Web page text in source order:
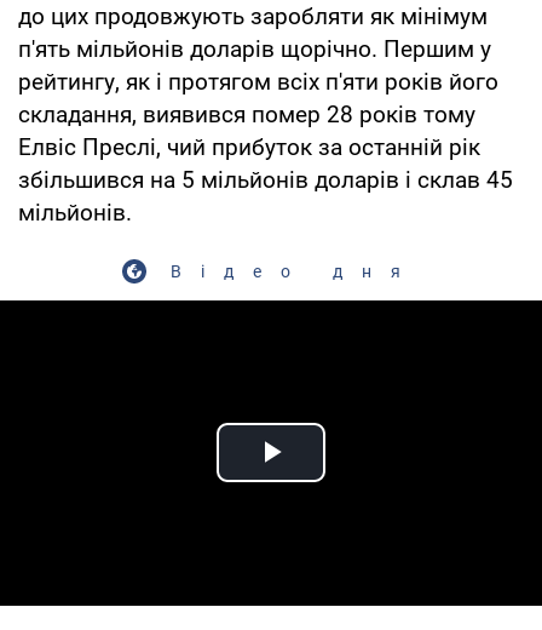
до цих продовжують заробляти як мінімум
п'ять мільйонів доларів щорічно. Першим у
рейтингу, як і протягом всіх п'яти років його
складання, виявився помер 28 років тому
Елвіс Преслі, чий прибуток за останній рік
збільшився на 5 мільйонів доларів і склав 45
мільйонів.
Відео дня
Play Video